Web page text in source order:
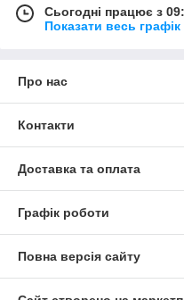
Сьогодні працює з
Показати весь
Про нас
Контакти
Доставка та оплата
Графік роботи
Повна версія сайту